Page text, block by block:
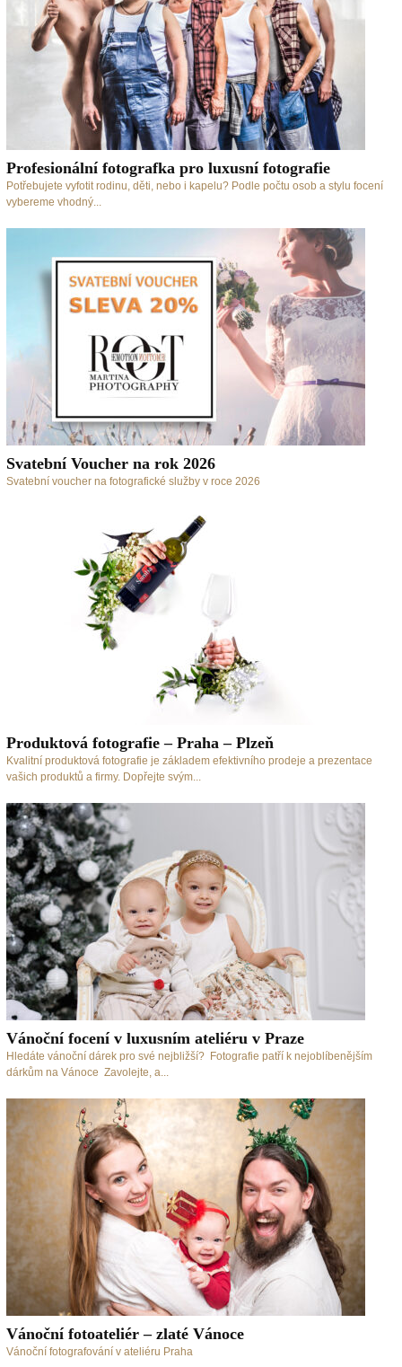
Profesionální fotografka pro luxusní fotografie
Potřebujete vyfotit rodinu, děti, nebo i kapelu? Podle počtu osob a stylu focení
vybereme vhodný...
Svatební Voucher na rok 2026
Svatební voucher na fotografické služby v roce 2026
Produktová fotografie – Praha – Plzeň
Kvalitní produktová fotografie je základem efektivního prodeje a prezentace
vašich produktů a firmy. Dopřejte svým...
Vánoční focení v luxusním ateliéru v Praze
Hledáte vánoční dárek pro své nejbližší? Fotografie patří k nejoblíbenějším
dárkům na Vánoce Zavolejte, a...
Vánoční fotoateliér – zlaté Vánoce
Vánoční fotografování v ateliéru Praha